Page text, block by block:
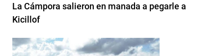
La Cámpora salieron en manada a pegarle a
Kicillof